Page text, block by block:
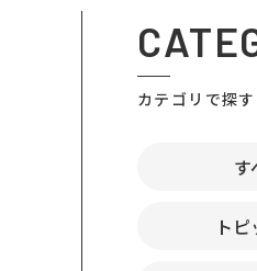
カテゴリで探す
す
ト